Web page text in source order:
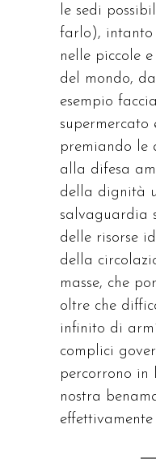
le sedi
farlo), intanto
nelle piccole
del mondo,
esempio
supermercato
premiando le
alla difesa
della dignità
salvaguardia
delle risorse
della
masse, che
oltre che
infinito di
complici
percorrono
nostra
effettivamente